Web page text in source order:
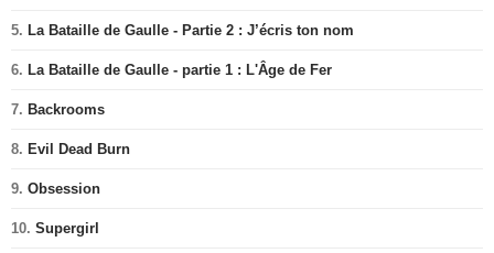
5. La Bataille de Gaulle - Partie 2 : J’écris ton nom
6. La Bataille de Gaulle - partie 1 : L'Âge de Fer
7. Backrooms
8. Evil Dead Burn
9. Obsession
10. Supergirl